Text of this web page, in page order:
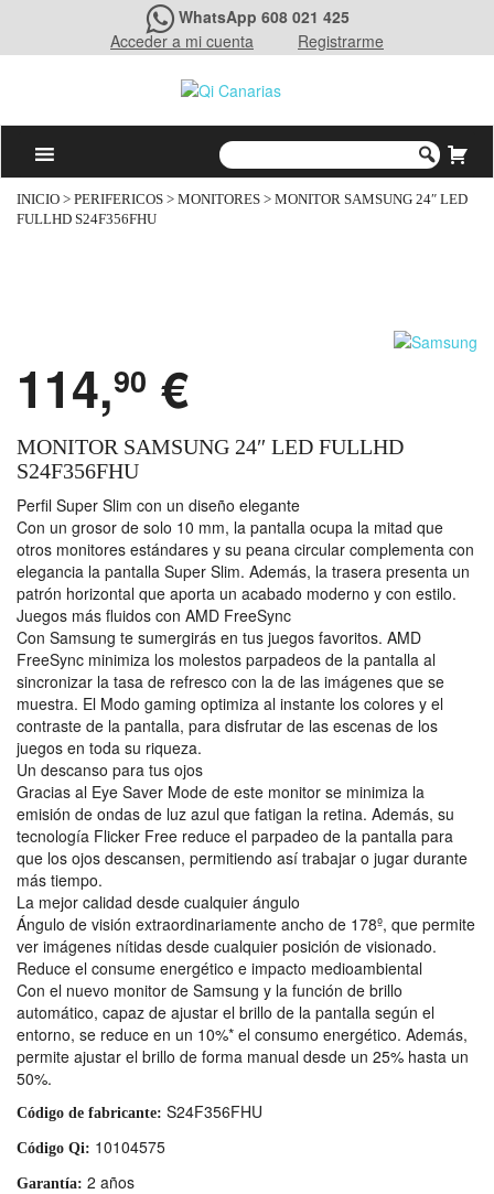
WhatsApp 608 021 425
Acceder a mi cuenta
Registrarme
INICIO > PERIFERICOS > MONITORES > MONITOR SAMSUNG 24″ LED
FULLHD S24F356FHU
114,90 €
MONITOR SAMSUNG 24″ LED FULLHD
S24F356FHU
Perfil Super Slim con un diseño elegante
Con un grosor de solo 10 mm, la pantalla ocupa la mitad que
otros monitores estándares y su peana circular complementa con
elegancia la pantalla Super Slim. Además, la trasera presenta un
patrón horizontal que aporta un acabado moderno y con estilo.
Juegos más fluidos con AMD FreeSync
Con Samsung te sumergirás en tus juegos favoritos. AMD
FreeSync minimiza los molestos parpadeos de la pantalla al
sincronizar la tasa de refresco con la de las imágenes que se
muestra. El Modo gaming optimiza al instante los colores y el
contraste de la pantalla, para disfrutar de las escenas de los
juegos en toda su riqueza.
Un descanso para tus ojos
Gracias al Eye Saver Mode de este monitor se minimiza la
emisión de ondas de luz azul que fatigan la retina. Además, su
tecnología Flicker Free reduce el parpadeo de la pantalla para
que los ojos descansen, permitiendo así trabajar o jugar durante
más tiempo.
La mejor calidad desde cualquier ángulo
Ángulo de visión extraordinariamente ancho de 178º, que permite
ver imágenes nítidas desde cualquier posición de visionado.
Reduce el consume energético e impacto medioambiental
Con el nuevo monitor de Samsung y la función de brillo
automático, capaz de ajustar el brillo de la pantalla según el
entorno, se reduce en un 10%* el consumo energético. Además,
permite ajustar el brillo de forma manual desde un 25% hasta un
50%.
Código de fabricante: S24F356FHU
Código Qi: 10104575
Garantía: 2 años